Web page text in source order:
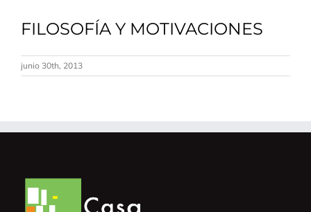
FILOSOFÍA Y MOTIVACIONES
junio 30th, 2013